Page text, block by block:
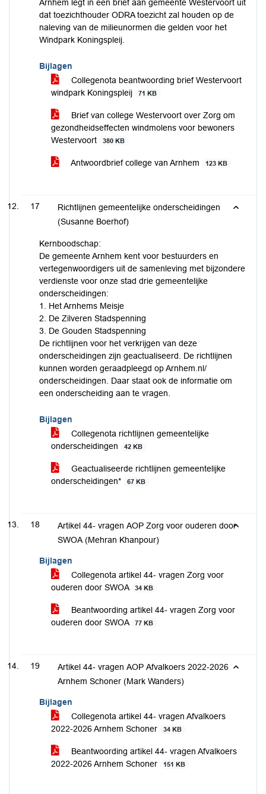
Arnhem legt in een brief aan gemeente Westervoort uit
dat toezichthouder ODRA toezicht zal houden op de
naleving van de milieunormen die gelden voor het
Windpark Koningspleij.
Bijlagen
Collegenota beantwoording brief Westervoort
windpark Koningspleij
71 KB
Brief van college Westervoort over Zorg om
gezondheidseffecten windmolens voor bewoners
Westervoort
380 KB
Antwoordbrief college van Arnhem 123 KB
17
Richtlijnen gemeentelijke onderscheidingen
(Susanne Boerhof)
Kernboodschap:
De gemeente Arnhem kent voor bestuurders en
vertegenwoordigers uit de samenleving met bijzondere
verdienste voor onze stad drie gemeentelijke
onderscheidingen:
1. Het Arnhems Meisje
2. De Zilveren Stadspenning
3. De Gouden Stadspenning
De richtlijnen voor het verkrijgen van deze
onderscheidingen zijn geactualiseerd. De richtlijnen
kunnen worden geraadpleegd op Arnhem.nl/
onderscheidingen. Daar staat ook de informatie om
een onderscheiding aan te vragen.
Bijlagen
Collegenota richtlijnen gemeentelijke
onderscheidingen
42 KB
Geactualiseerde richtlijnen gemeentelijke
onderscheidingen*
67 KB
18
Artikel 44- vragen AOP Zorg voor ouderen door
SWOA (Mehran Khanpour)
Bijlagen
Collegenota artikel 44- vragen Zorg voor
ouderen door SWOA
34 KB
Beantwoording artikel 44- vragen Zorg voor
ouderen door SWOA
77 KB
19
Artikel 44- vragen AOP Afvalkoers 2022-2026
Arnhem Schoner (Mark Wanders)
Bijlagen
Collegenota artikel 44- vragen Afvalkoers
2022-2026 Arnhem Schoner
34 KB
Beantwoording artikel 44- vragen Afvalkoers
2022-2026 Arnhem Schoner
151 KB